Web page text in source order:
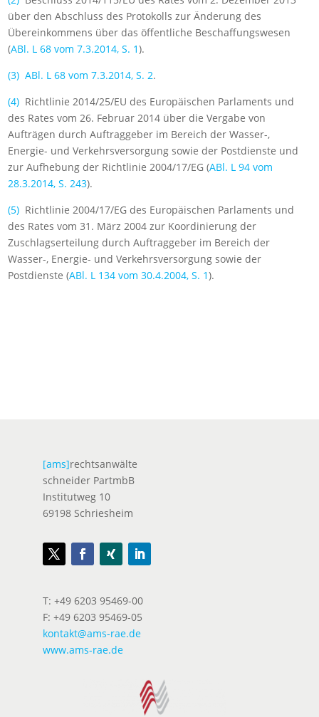
über den Abschluss des Protokolls zur Änderung des
Übereinkommens über das öffentliche Beschaffungswesen
(ABl. L 68 vom 7.3.2014, S. 1).
(3) ABl. L 68 vom 7.3.2014, S. 2.
(4) Richtlinie 2014/25/EU des Europäischen Parlaments und
des Rates vom 26. Februar 2014 über die Vergabe von
Aufträgen durch Auftraggeber im Bereich der Wasser-,
Energie- und Verkehrsversorgung sowie der Postdienste und
zur Aufhebung der Richtlinie 2004/17/EG (ABl. L 94 vom
28.3.2014, S. 243).
(5) Richtlinie 2004/17/EG des Europäischen Parlaments und
des Rates vom 31. März 2004 zur Koordinierung der
Zuschlagserteilung durch Auftraggeber im Bereich der
Wasser-, Energie- und Verkehrsversorgung sowie der
Postdienste (ABl. L 134 vom 30.4.2004, S. 1).
[ams]rechtsanwälte
schneider PartmbB
Institutweg 10
69198 Schriesheim
T: +49 6203 95469-00
F: +49 6203 95469-05
kontakt@ams-rae.de
www.ams-rae.de